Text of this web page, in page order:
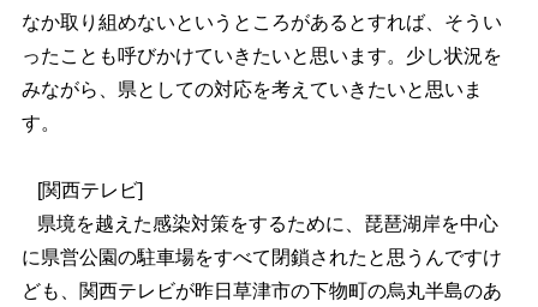
なか取り組めないというところがあるとすれば、そうい
ったことも呼びかけていきたいと思います。少し状況を
みながら、県としての対応を考えていきたいと思いま
す。
[関西テレビ]
県境を越えた感染対策をするために、琵琶湖岸を中心
に県営公園の駐車場をすべて閉鎖されたと思うんですけ
ども、関西テレビが昨日草津市の下物町の烏丸半島のあ